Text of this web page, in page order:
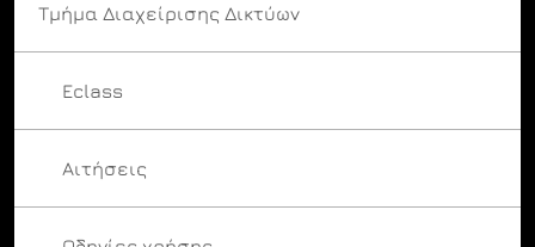
Τμήμα Διαχείρισης Δικτύων
Eclass
Αιτήσεις